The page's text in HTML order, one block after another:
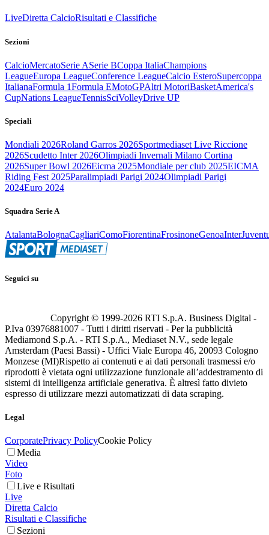
LiveDiretta CalcioRisultati e Classifiche
Sezioni
CalcioMercatoSerie ASerie BCoppa ItaliaChampions
LeagueEuropa LeagueConference LeagueCalcio EsteroSupercoppa
ItalianaFormula 1Formula EMotoGPAltri MotoriBasketAmerica's
CupNations LeagueTennisSciVolleyDrive UP
Speciali
Mondiali 2026Roland Garros 2026Sportmediaset Live Riccione
2026Scudetto Inter 2026Olimpiadi Invernali Milano Cortina
2026Super Bowl 2026Eicma 2025Mondiale per club 2025EICMA
Riding Fest 2025Paralimpiadi Parigi 2024Olimpiadi Parigi
2024Euro 2024
Squadra Serie A
AtalantaBolognaCagliariComoFiorentinaFrosinoneGenoaInter
Seguici su
Copyright © 1999-2026 RTI S.p.A. Business Digital -
P.Iva 03976881007 - Tutti i diritti riservati - Per la pubblicità
Mediamond S.p.A. - RTI S.p.A., Mediaset N.V., sede legale
Amsterdam (Paesi Bassi) - Uffici Viale Europa 46, 20093 Cologno
Monzese (MI)Rispetto ai contenuti e ai dati personali trasmessi e/o
riprodotti è vietata ogni utilizzazione funzionale all’addestramento di
sistemi di intelligenza artificiale generativa. È altresì fatto divieto
espresso di utilizzare mezzi automatizzati di data scraping.
Legal
CorporatePrivacy PolicyCookie Policy
Media
Video
Foto
Live e Risultati
Live
Diretta Calcio
Risultati e Classifiche
Sezioni